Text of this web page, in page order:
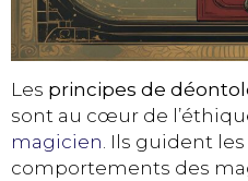
Les principes de
sont au cœur de
magicien. Ils guident
comportements des